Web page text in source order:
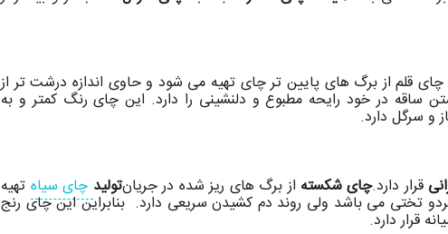
قلم از برگ های پایین تر چای تهیه می شود و حاوی اندازه درشت تر از
در خود رایحه مطبوع و دلنشینی را دارد. این چای رنگ کمتر و به
و سرگل دارد.
قرار دارد.چای شکسته از برگ های ریز شده در جریانتولید چای سیاه تهیه
تختی می باشد ولی روند دم کشیدن سریعی دارد. بنابراین این چای رنج
قرار دارد.